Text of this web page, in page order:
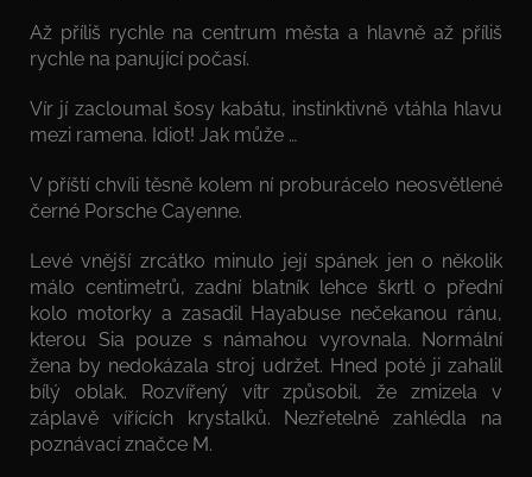
Až příliš rychle na centrum města a hlavně až příliš
rychle na panující počasí.
Vír jí zacloumal šosy kabátu, instinktivně vtáhla hlavu
mezi ramena. Idiot! Jak může …
V příští chvíli těsně kolem ní proburácelo neosvětlené
černé Porsche Cayenne.
Levé vnější zrcátko minulo její spánek jen o několik
málo centimetrů, zadní blatník lehce škrtl o přední
kolo motorky a zasadil Hayabuse nečekanou ránu,
kterou Sia pouze s námahou vyrovnala. Normální
žena by nedokázala stroj udržet. Hned poté ji zahalil
bílý oblak. Rozvířený vítr způsobil, že zmizela v
záplavě vířících krystalků. Nezřetelně zahlédla na
poznávací značce M.